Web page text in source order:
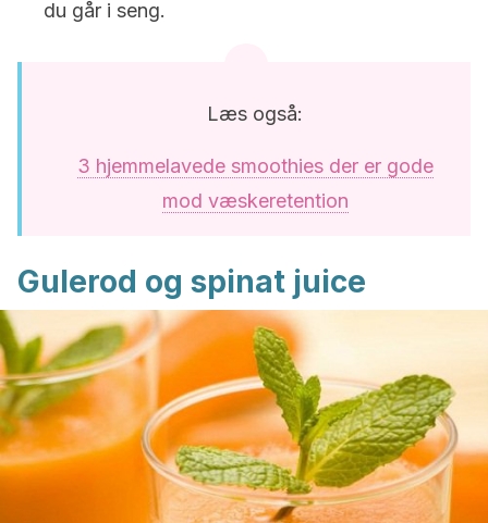
du går i seng.
Læs også:
3 hjemmelavede smoothies der er gode
mod væskeretention
Gulerod og spinat juice